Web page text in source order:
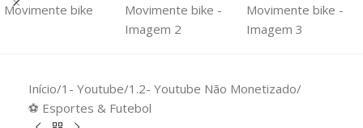
Início/1- Youtube/1.2- Youtube Não Monetizado/
⚽ Esportes & Futebol